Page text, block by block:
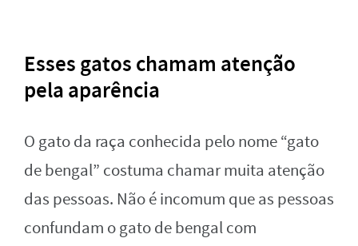
Esses gatos chamam atenção
pela aparência
O gato da raça conhecida pelo nome “gato
de bengal” costuma chamar muita atenção
das pessoas. Não é incomum que as pessoas
confundam o gato de bengal com